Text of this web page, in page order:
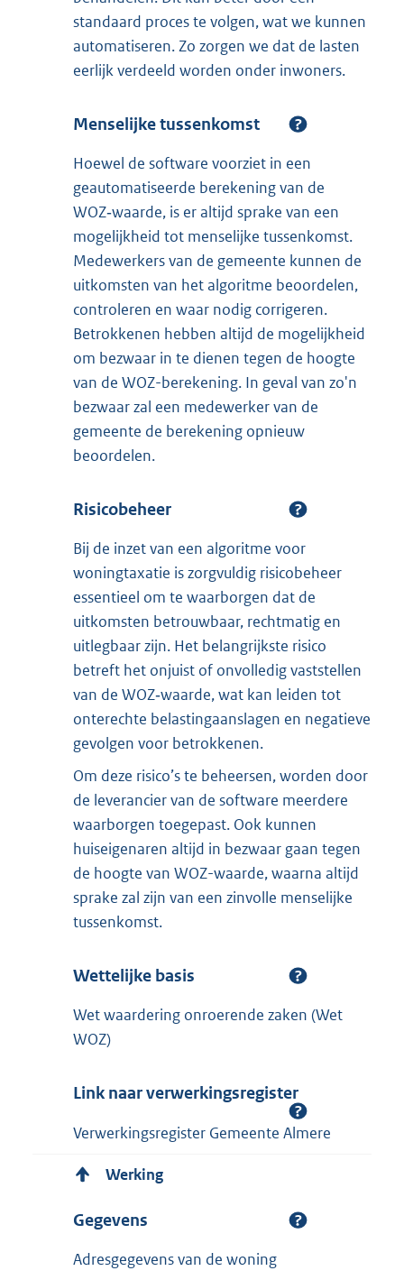
standaard proces te volgen, wat we kunnen
automatiseren. Zo zorgen we dat de lasten
eerlijk verdeeld worden onder inwoners.
Menselijke tussenkomst
Hoewel de software voorziet in een
geautomatiseerde berekening van de
WOZ‑waarde, is er altijd sprake van een
mogelijkheid tot menselijke tussenkomst.
Medewerkers van de gemeente kunnen de
uitkomsten van het algoritme beoordelen,
controleren en waar nodig corrigeren.
Betrokkenen hebben altijd de mogelijkheid
om bezwaar in te dienen tegen de hoogte
van de WOZ-berekening. In geval van zo'n
bezwaar zal een medewerker van de
gemeente de berekening opnieuw
beoordelen.
Risicobeheer
Bij de inzet van een algoritme voor
woningtaxatie is zorgvuldig risicobeheer
essentieel om te waarborgen dat de
uitkomsten betrouwbaar, rechtmatig en
uitlegbaar zijn. Het belangrijkste risico
betreft het onjuist of onvolledig vaststellen
van de WOZ‑waarde, wat kan leiden tot
onterechte belastingaanslagen en negatieve
gevolgen voor betrokkenen.
Om deze risico’s te beheersen, worden door
de leverancier van de software meerdere
waarborgen toegepast. Ook kunnen
huiseigenaren altijd in bezwaar gaan tegen
de hoogte van WOZ-waarde, waarna altijd
sprake zal zijn van een zinvolle menselijke
tussenkomst.
Wettelijke basis
Wet waardering onroerende zaken (Wet
WOZ)
Link naar verwerkingsregister
Verwerkingsregister Gemeente Almere
Werking
Gegevens
Adresgegevens van de woning